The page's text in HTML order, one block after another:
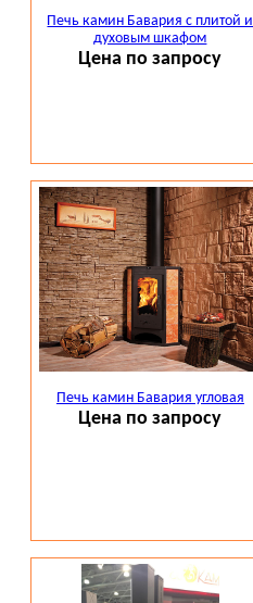
Печь камин Бавария с плитой и
духовым шкафом
Цена по запросу
Печь камин Бавария угловая
Цена по запросу